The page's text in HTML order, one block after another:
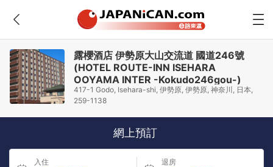
露櫻酒店 伊勢原大山交流道 國道246號
(HOTEL ROUTE-INN ISEHARA
OOYAMA INTER -Kokudo246gou-)
417-1 Godo, Isehara-shi, 伊勢原, 伊勢原, 神奈川, 日本,
259-1138
網上預訂
入住 退房